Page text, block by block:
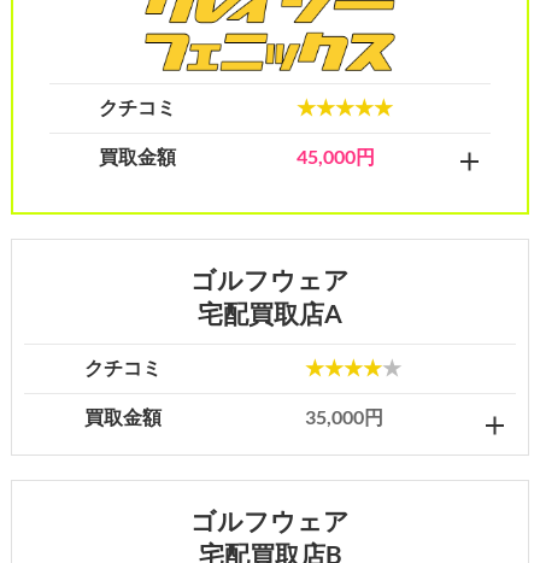
クチコミ ★★★★★
買取金額 45,000円
ゴルフウェア
宅配買取店A
クチコミ ★★★★★
買取金額 35,000円
ゴルフウェア
宅配買取店B